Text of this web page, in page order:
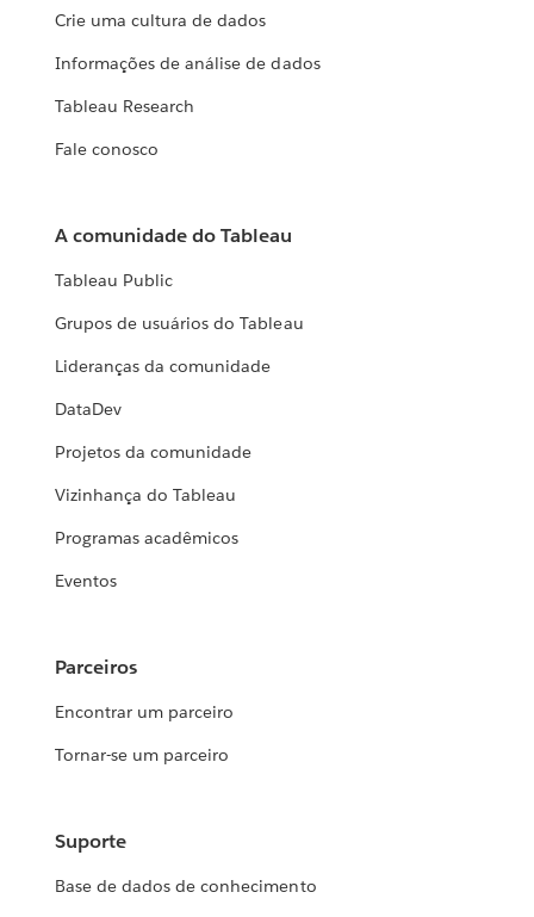
Crie uma cultura de dados
Informações de análise de dados
Tableau Research
Fale conosco
A comunidade do Tableau
Tableau Public
Grupos de usuários do Tableau
Lideranças da comunidade
DataDev
Projetos da comunidade
Vizinhança do Tableau
Programas acadêmicos
Eventos
Parceiros
Encontrar um parceiro
Tornar-se um parceiro
Suporte
Base de dados de conhecimento